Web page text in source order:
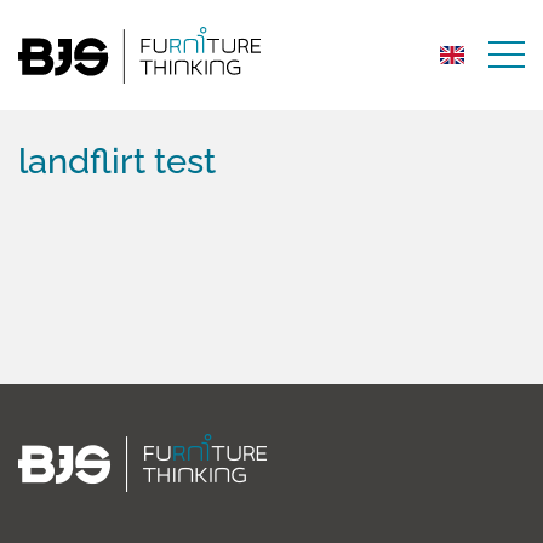
landflirt test